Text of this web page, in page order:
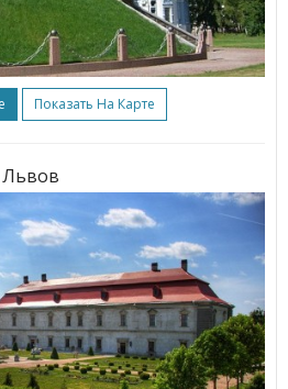
Показать На Карте
Львов